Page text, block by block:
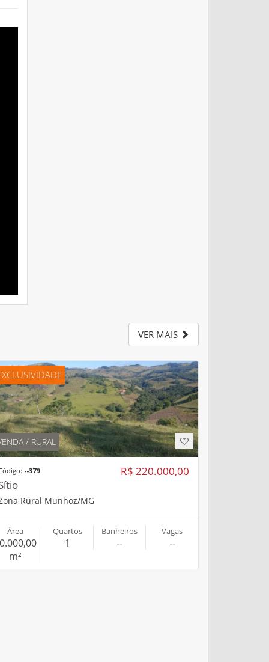
VER MAIS
/ RURAL
R$ 220.000,00
--379
Rural Munhoz/MG
Área
m²
Quartos
1
Banheiros
--
Vagas
--